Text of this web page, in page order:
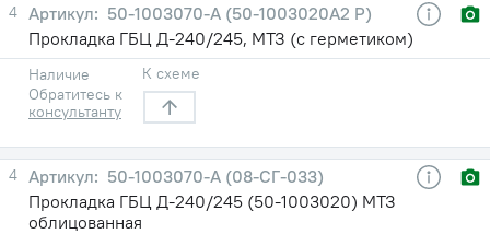
4
50-1003070-А (50-1003020А2 Р)
Прокладка ГБЦ Д-240/245, МТЗ (с герметиком)
Наличие
Обратитесь к
консультанту
К схеме
4
50-1003070-А (08-СГ-033)
Прокладка ГБЦ Д-240/245 (50-1003020) МТЗ
облицованная